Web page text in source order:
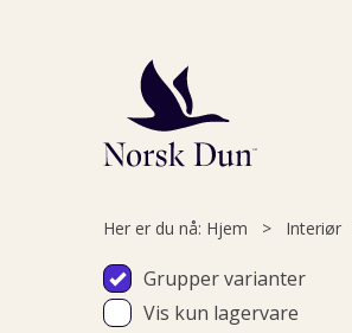
Her er du nå: Hjem > Interiør
Grupper varianter
Vis kun lagervare